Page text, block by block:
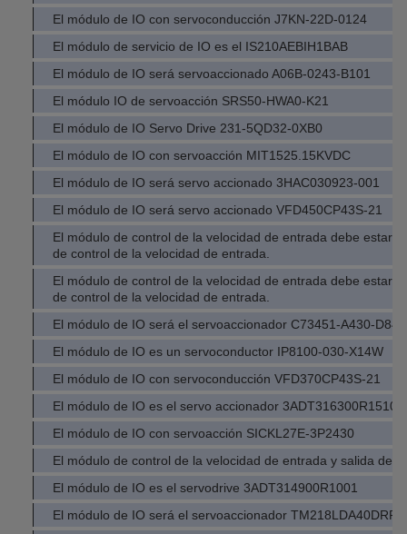
El módulo de IO con servoconducción J7KN-22D-0124
El módulo de servicio de IO es el IS210AEBIH1BAB
El módulo de IO será servoaccionado A06B-0243-B101
El módulo IO de servoacción SRS50-HWA0-K21
El módulo de IO Servo Drive 231-5QD32-0XB0
El módulo de IO con servoacción MIT1525.15KVDC
El módulo de IO será servo accionado 3HAC030923-001
El módulo de IO será servo accionado VFD450CP43S-21
El módulo de control de la velocidad de entrada debe estar
de control de la velocidad de entrada.
El módulo de control de la velocidad de entrada debe estar
de control de la velocidad de entrada.
El módulo de IO será el servoaccionador C73451-A430-D84
El módulo de IO es un servoconductor IP8100-030-X14W
El módulo de IO con servoconducción VFD370CP43S-21
El módulo de IO es el servo accionador 3ADT316300R1510
El módulo de IO con servoacción SICKL27E-3P2430
El módulo de control de la velocidad de entrada y salida del
El módulo de IO es el servodrive 3ADT314900R1001
El módulo de IO será el servoaccionador